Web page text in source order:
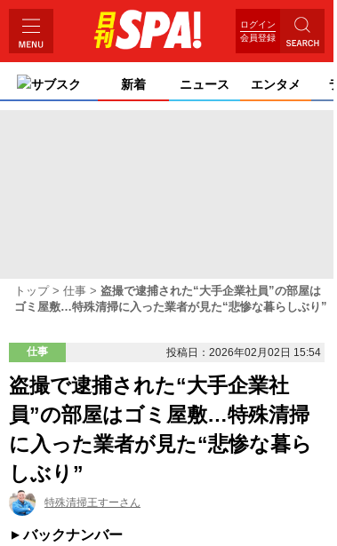
ログイン
会員登録
サブスク 新着 ニュース エンタメ
トップ 仕事
盗撮で逮捕された“大手企業社員”の部屋は
ゴミ屋敷…特殊清掃に入った業者が見た“悲惨な暮らしぶり”
仕事 投稿日：2026年02月02日 15:54
盗撮で逮捕された“大手企業社
員”の部屋はゴミ屋敷…特殊清掃
に入った業者が見た“悲惨な暮ら
しぶり”
特殊清掃王すーさん
バックナンバー